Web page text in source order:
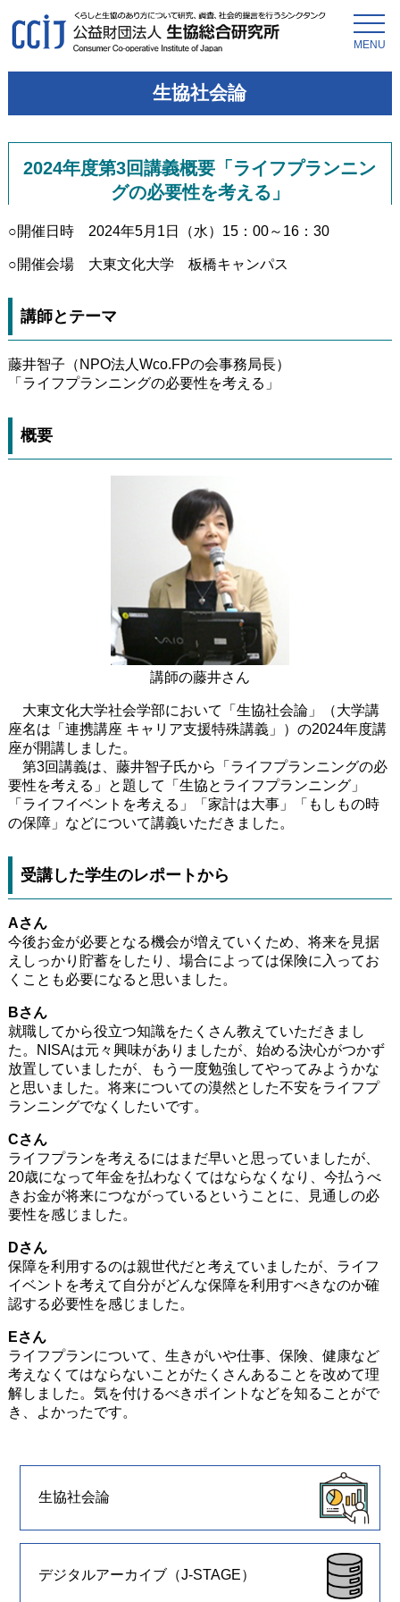
MENU
生協社会論
2024年度第3回講義概要「ライフプランニン
グの必要性を考える」
○開催日時 2024年5月1日（水）15：00～16：30
○開催会場 大東文化大学 板橋キャンパス
講師とテーマ
藤井智子（NPO法人Wco.FPの会事務局長）
「ライフプランニングの必要性を考える」
概要
講師の藤井さん
大東文化大学社会学部において「生協社会論」（大学講
座名は「連携講座 キャリア支援特殊講義」）の2024年度講
座が開講しました。
第3回講義は、藤井智子氏から「ライフプランニングの必
要性を考える」と題して「生協とライフプランニング」
「ライフイベントを考える」「家計は大事」「もしもの時
の保障」などについて講義いただきました。
受講した学生のレポートから
Aさん
今後お金が必要となる機会が増えていくため、将来を見据
えしっかり貯蓄をしたり、場合によっては保険に入ってお
くことも必要になると思いました。
Bさん
就職してから役立つ知識をたくさん教えていただきまし
た。NISAは元々興味がありましたが、始める決心がつかず
放置していましたが、もう一度勉強してやってみようかな
と思いました。将来についての漠然とした不安をライフプ
ランニングでなくしたいです。
Cさん
ライフプランを考えるにはまだ早いと思っていましたが、
20歳になって年金を払わなくてはならなくなり、今払うべ
きお金が将来につながっているということに、見通しの必
要性を感じました。
Dさん
保障を利用するのは親世代だと考えていましたが、ライフ
イベントを考えて自分がどんな保障を利用すべきなのか確
認する必要性を感じました。
Eさん
ライフプランについて、生きがいや仕事、保険、健康など
考えなくてはならないことがたくさんあることを改めて理
解しました。気を付けるべきポイントなどを知ることがで
き、よかったです。
生協社会論
デジタルアーカイブ（J-STAGE）